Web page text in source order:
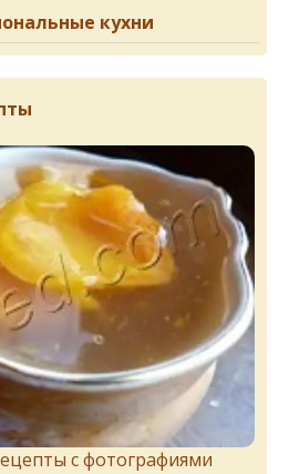
кухни
с фотографиями